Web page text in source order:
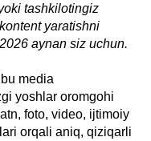
tashkilotingiz
yaratishni
aynan siz uchun.
media
yoshlar oromgohi
foto, video, ijtimoiy
orqali aniq, qiziqarli